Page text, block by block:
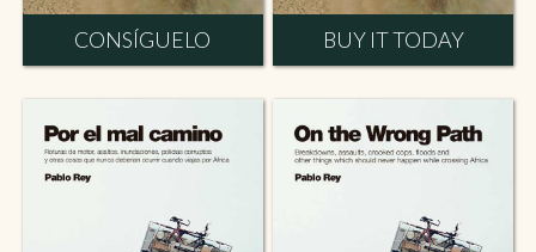
CONSÍGUELO BUY IT TODAY